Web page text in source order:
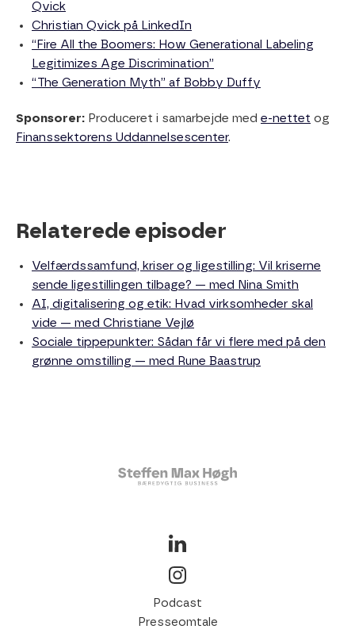
Qvick
Christian Qvick på LinkedIn
“Fire All the Boomers: How Generational Labeling
Legitimizes Age Discrimination”
“The Generation Myth” af Bobby Duffy
Sponsorer: Produceret i samarbejde med e-nettet og
Finanssektorens Uddannelsescenter.
Relaterede episoder
Velfærdssamfund, kriser og ligestilling: Vil kriserne
sende ligestillingen tilbage? — med Nina Smith
AI, digitalisering og etik: Hvad virksomheder skal
vide — med Christiane Vejlø
Sociale tippepunkter: Sådan får vi flere med på den
grønne omstilling — med Rune Baastrup
Podcast
Presseomtale